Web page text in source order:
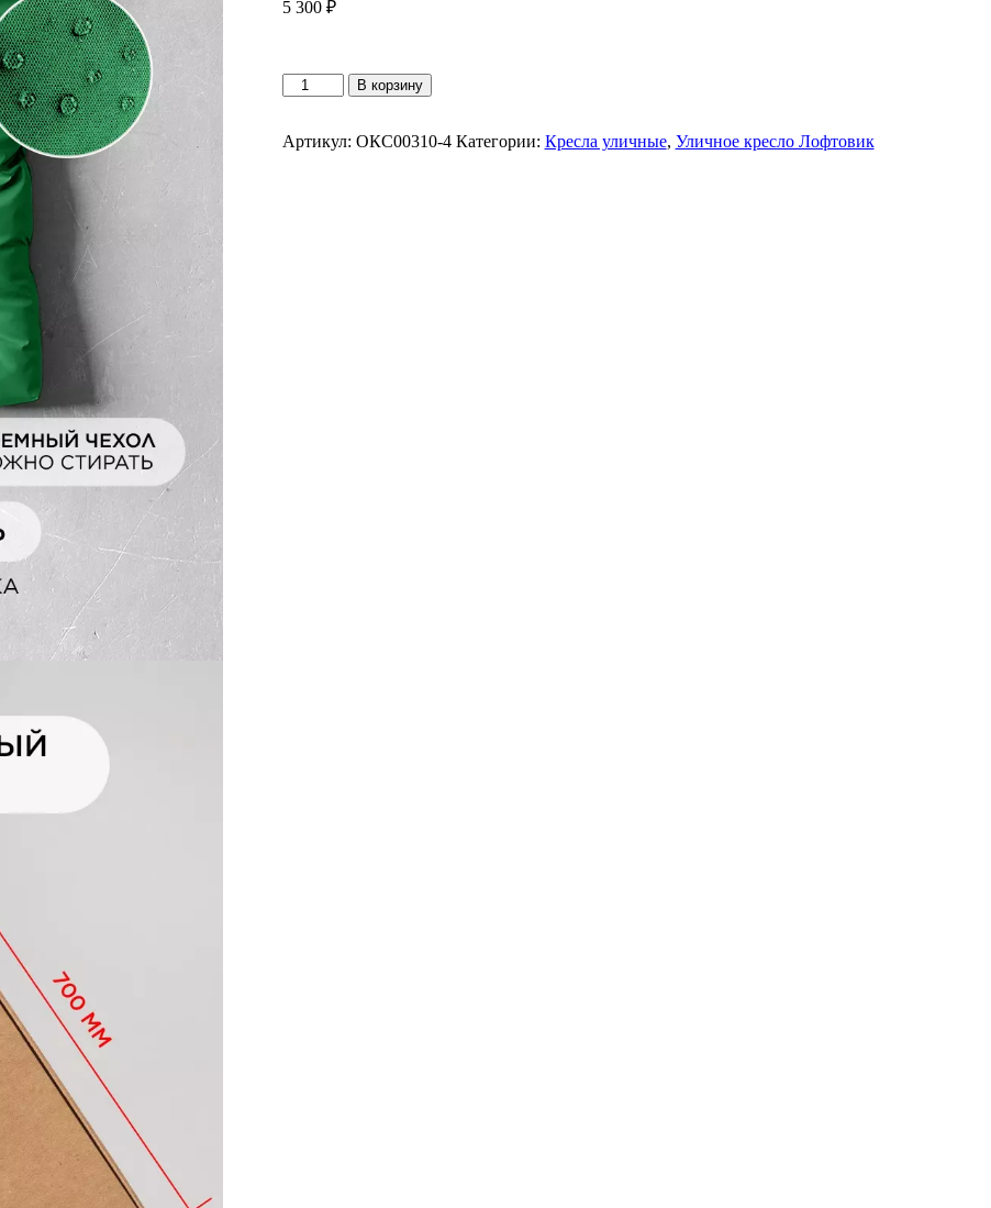
5 300 ₽
Количество
товара
кресло
В корзину
Артикул: ОКС00310-4 Категории: Кресла уличные, Уличное кресло Лофтовик